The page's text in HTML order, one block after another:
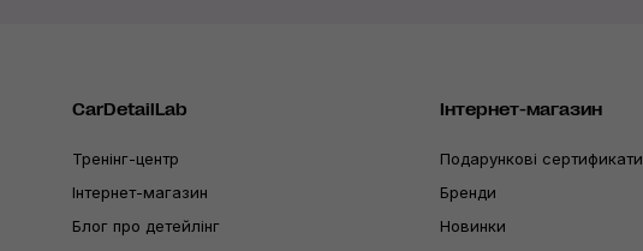
CarDetailLab
Тренінг-центр
Інтернет-магазин
Блог про детейлінг
Інтернет-магазин
Подарункові сертификати
Бренди
Новинки